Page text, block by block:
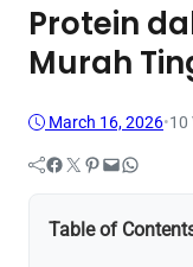
Protein
Murah
March 16, 2026•10
Facebook Twitter Pinterest Mail WhatsApp
Table of